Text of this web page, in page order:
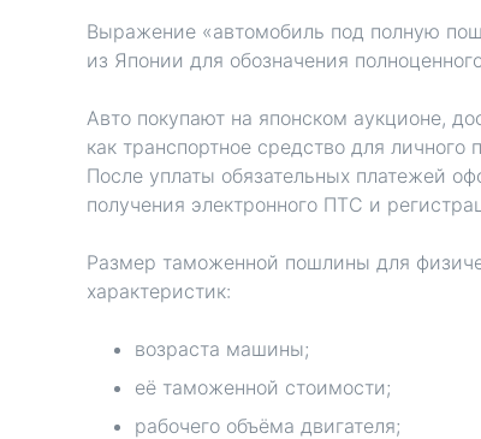
Выражение «автомобиль под полную
из Японии для обозначения
Авто покупают на японском аукционе,
как транспортное средство для
После уплаты обязательных платежей
получения электронного ПТС и
Размер таможенной пошлины для
характеристик:
возраста машины;
её таможенной стоимости;
рабочего объёма двигателя;